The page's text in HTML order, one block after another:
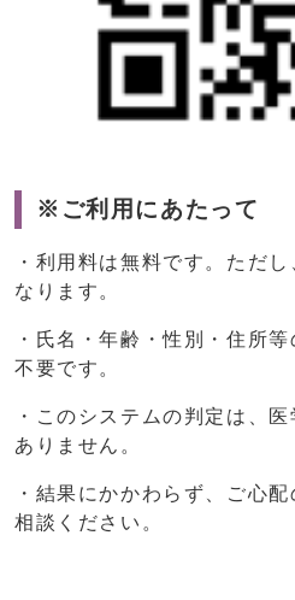
※ご利用にあたって
・利用料は無料です。ただ
なります。
・氏名・年齢・性別・住所
不要です。
・このシステムの判定は、
ありません。
・結果にかかわらず、ご心
相談ください。